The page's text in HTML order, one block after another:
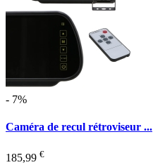
- 7%
Caméra de recul rétroviseur ...
185,99 €